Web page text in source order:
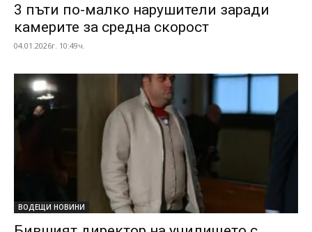
3 пъти по-малко нарушители заради
камерите за средна скорост
04.01.2026г. 10:49ч.
ВОДЕЩИ НОВИНИ